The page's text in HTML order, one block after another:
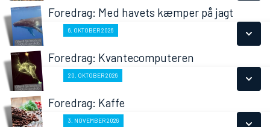
SE ALLE DAGE
Foredrag: Med havets kæmper på jagt
6. OKTOBER 2026
SE ALLE DAGE
Foredrag: Kvantecomputeren
20. OKTOBER 2026
SE ALLE DAGE
Foredrag: Kaffe
3. NOVEMBER 2026